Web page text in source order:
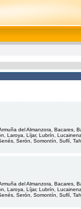
del Almanzora, Bacares,
Laroya, Líjar, Lubrín,
Serón, Somontín, Suflí,
del Almanzora, Bacares,
Laroya, Líjar, Lubrín,
Serón, Somontín, Suflí,